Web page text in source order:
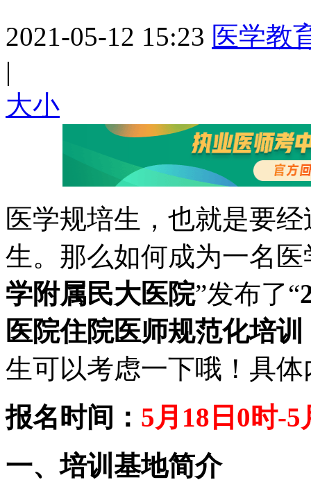
2021-05-12 15:23 医学教
|
大小
医学规培生，也就是要经
生。那么如何成为一名
学附属民大医院”发布了“
医院住院医师规范化培
生可以考虑一下哦！具
报名时间： 5月18日0时-5
一、培训基地简介